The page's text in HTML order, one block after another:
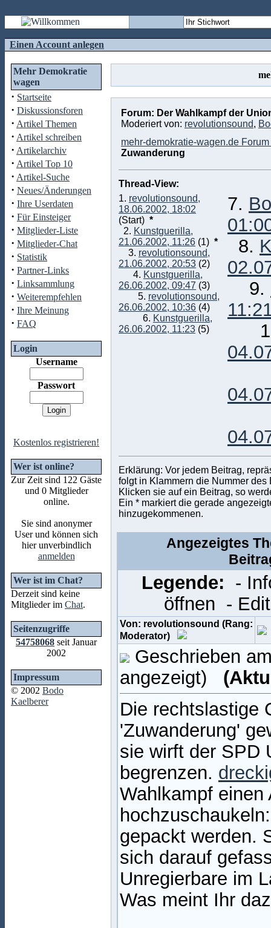
Einen Account anlegen
Mehr Demokratie
wagen
· Startseite
· Diskussionsforen
· Artikel Themen
· Artikel schreiben
· Artikelarchiv
· Artikel Top 10
· Artikel-Suche
· Neues/Änderungen
· Ihre Userdaten
· Für Einsteiger
· Mitglieder-Liste
· Mitglieder-Chat
· Statistik
· Partner-Links
· Linksammlung
· Weiterempfehlen
· Ihre Meinung
· FAQ
Login
Username
Passwort
Kostenlos registrieren!
Wer ist online?
Zur Zeit sind 122 Gäste
und 0 Mitglieder
online.
Sie sind anonymer
User und können sich
hier unverbindlich
anmelden
Wer ist im Chat?
Derzeit sind keine
Mitglieder im Chat.
Seitenzugriffe
54758068 seit Januar
2002
Impressum
© 2002 Bodo
Kaelberer
Forum: Der Wahlkampf der
Moderiert von: revolutionsound,
mehr-demokratie-wagen.de
Zuwanderung
Thread-View:
1. revolutionsound,
18.06.2002, 18:02
(Start) *
2. Kunstguerilla,
21.06.2002, 11:26 (1) *
3. revolutionsound,
21.06.2002, 20:53 (2)
4. Kunstguerilla,
26.06.2002, 09:47 (3)
5. revolutionsound,
26.06.2002, 10:36 (4)
6. Kunstguerilla,
26.06.2002, 11:23 (5)
7.
8.
9.
Erklärung: Vor jedem Beitrag,
folgt in Klammern die Nummer des
Klicken sie auf ein Beitrag, so
Ein * markiert die gerade
hinzugekommenen.
Angezeigtes
Legende:
-
öffnen -
Von: revolutionsound (Rang:
Moderator)
Geschrieben
angezeigt)
Die rechtslastige
'Zuwanderung'
sie wirft der SPD
begrenzen.
Wahlkampf
gepackt werden.
sich darauf
Unregierbare im
Was meint Ihr